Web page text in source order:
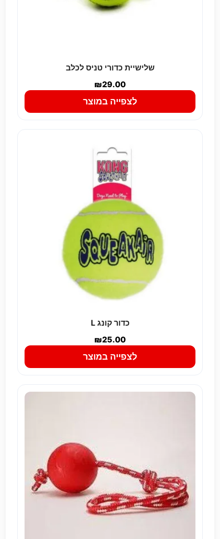
שלישיית כדורי טניס לכלב
₪29.00
לצפייה במוצר
כדור קונג L
₪25.00
לצפייה במוצר